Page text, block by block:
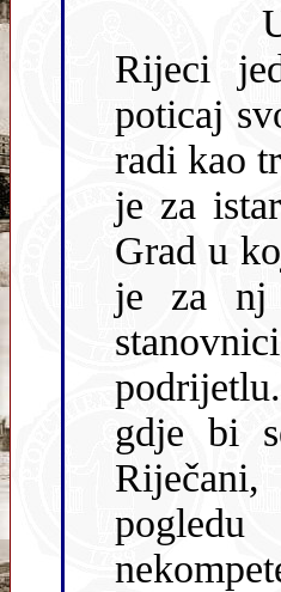
U razdoblju od 1880. do 1881. godine
Rijeci jedan
poticaj
radi kao
je za istarskoga dječaka značio bolno odvajanje od zavičaja.
Grad u kojem su tada
je za nj
stanovnici
gdje bi se sustavno proučavao hrvatski jezik, tako da su
Riječani, izuzmemo
pogledu